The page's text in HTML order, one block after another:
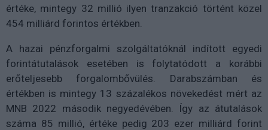
értéke, mintegy 32 millió ilyen tranzakció történt közel
454 milliárd forintos értékben.
A hazai pénzforgalmi szolgáltatóknál indított egyedi
forintátutalások esetében is folytatódott a korábbi
erőteljesebb forgalombővülés. Darabszámban és
értékben is mintegy 13 százalékos növekedést mért az
MNB 2022 második negyedévében. Így az átutalások
száma 85 millió, értéke pedig 203 ezer milliárd forint